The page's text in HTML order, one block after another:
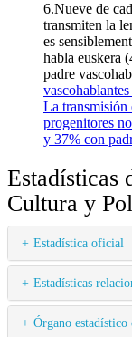
6.Nueve de
transmiten la
es
habla euskera
padre
La transmisión
progenitores
y 37% con
Estadísticas
Cultura y
Estadística oficial
Estadísticas
Órgano